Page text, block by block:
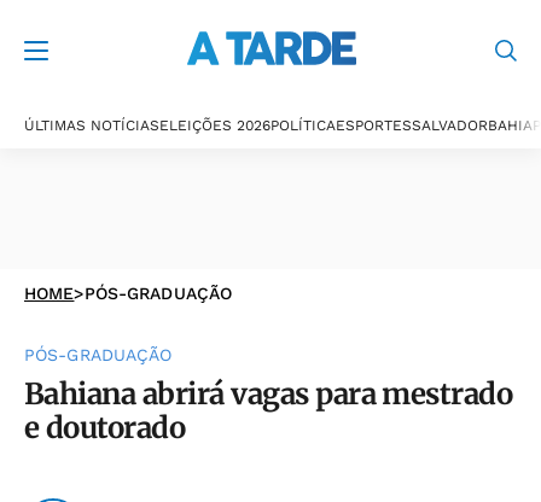
ÚLTIMAS NOTÍCIASELEIÇÕES 2026POLÍTICAESPORTESSALVADORBAHIA
HOME>PÓS-GRADUAÇÃO
PÓS-GRADUAÇÃO
Bahiana abrirá vagas para mestrado
e doutorado